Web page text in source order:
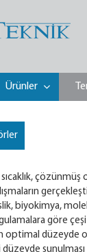
Ürünler
çözünmüş
biyokimya,
göre
düzeyde